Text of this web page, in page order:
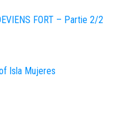
FORT – Partie 2/2
Isla Mujeres